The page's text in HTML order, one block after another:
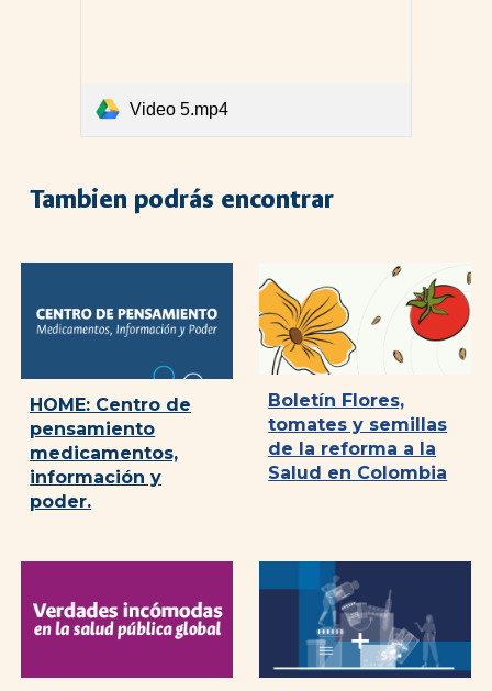
Video 5.mp4
Tambien podrás encontrar
HOME: Centro de
pensamiento
medicamentos,
información y
poder.
Boletín Flores,
tomates y semillas
de la reforma a la
Salud en Colombia